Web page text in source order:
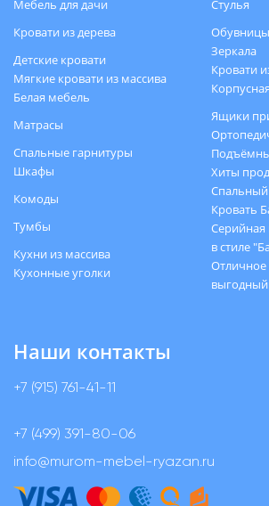
Мебель для дачи
Кровати из дерева
Детские кровати
Мягкие кровати из массива
Белая мебель
Матрасы
Спальные гарнитуры
Шкафы
Комоды
Тумбы
Кухни из массива
Кухонные уголки
Стулья
Обувницы
Зеркала
Кровати
Ящики
Хиты
Спальный
Кровать
Серийная
в стиле
Отличное
Наши контакты
+7 (915) 761-41-11
+7 (499) 391-80-06
info@murom-mebel-ryazan.ru